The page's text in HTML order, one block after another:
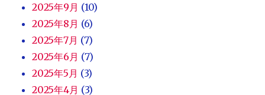
2025年9月 (10)
2025年8月 (6)
2025年7月 (7)
2025年6月 (7)
2025年5月 (3)
2025年4月 (3)